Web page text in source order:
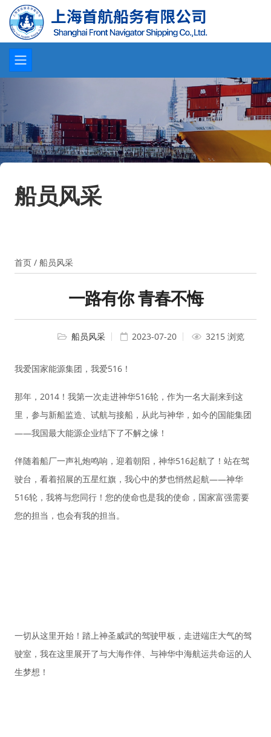
船员风采
首页 / 船员风采
一路有你 青春不悔
船员风采 2023-07-20 3215 浏览
我爱国家能源集团，我爱516！
那年，2014！我第一次走进神华516轮，作为一名大副来到这
里，参与新船监造、试航与接船，从此与神华，如今的国能集团
——我国最大能源企业结下了不解之缘！
伴随着船厂一声礼炮鸣响，迎着朝阳，神华516起航了！站在驾
驶台，看着招展的五星红旗，我心中的梦也悄然起航——神华
516轮，我将与您同行！您的使命也是我的使命，国家富强需要
您的担当，也会有我的担当。
一切从这里开始！踏上神圣威武的驾驶甲板，走进端庄大气的驾
驶室，我在这里展开了与大海作伴、与神华中海航运共命运的人
生梦想！